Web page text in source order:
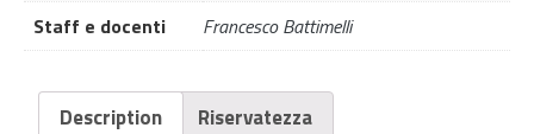
Staff e docenti Francesco Battimelli
Description Riservatezza